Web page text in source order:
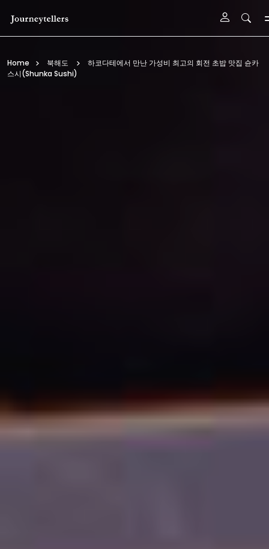
Home 북해도
하코다테에서 만난 가성비 최고의 회전 초밥 맛집 슌카
스시(Shunka Sushi)